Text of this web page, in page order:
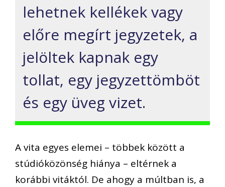
lehetnek kellékek vagy
előre megírt jegyzetek, a
jelöltek kapnak egy
tollat, egy jegyzettömböt
és egy üveg vizet.
A vita egyes elemei – többek között a
stúdióközönség hiánya – eltérnek a
korábbi vitáktól. De ahogy a múltban is, a